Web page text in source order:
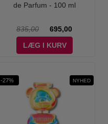
de Parfum - 100 ml
835,00
695,00
LÆG I KURV
-27% NYHED